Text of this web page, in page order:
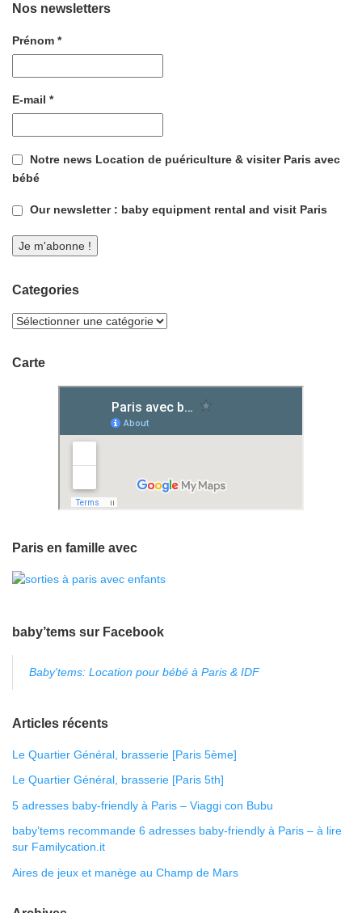
Nos newsletters
Prénom *
E-mail *
Notre news Location de puériculture & visiter Paris avec
bébé
Our newsletter : baby equipment rental and visit Paris
Categories
Carte
Paris en famille avec
baby’tems sur Facebook
Baby'tems: Location pour bébé à Paris & IDF
Articles récents
Le Quartier Général, brasserie [Paris 5ème]
Le Quartier Général, brasserie [Paris 5th]
5 adresses baby-friendly à Paris – Viaggi con Bubu
baby’tems recommande 6 adresses baby-friendly à Paris – à lire
sur Familycation.it
Aires de jeux et manège au Champ de Mars